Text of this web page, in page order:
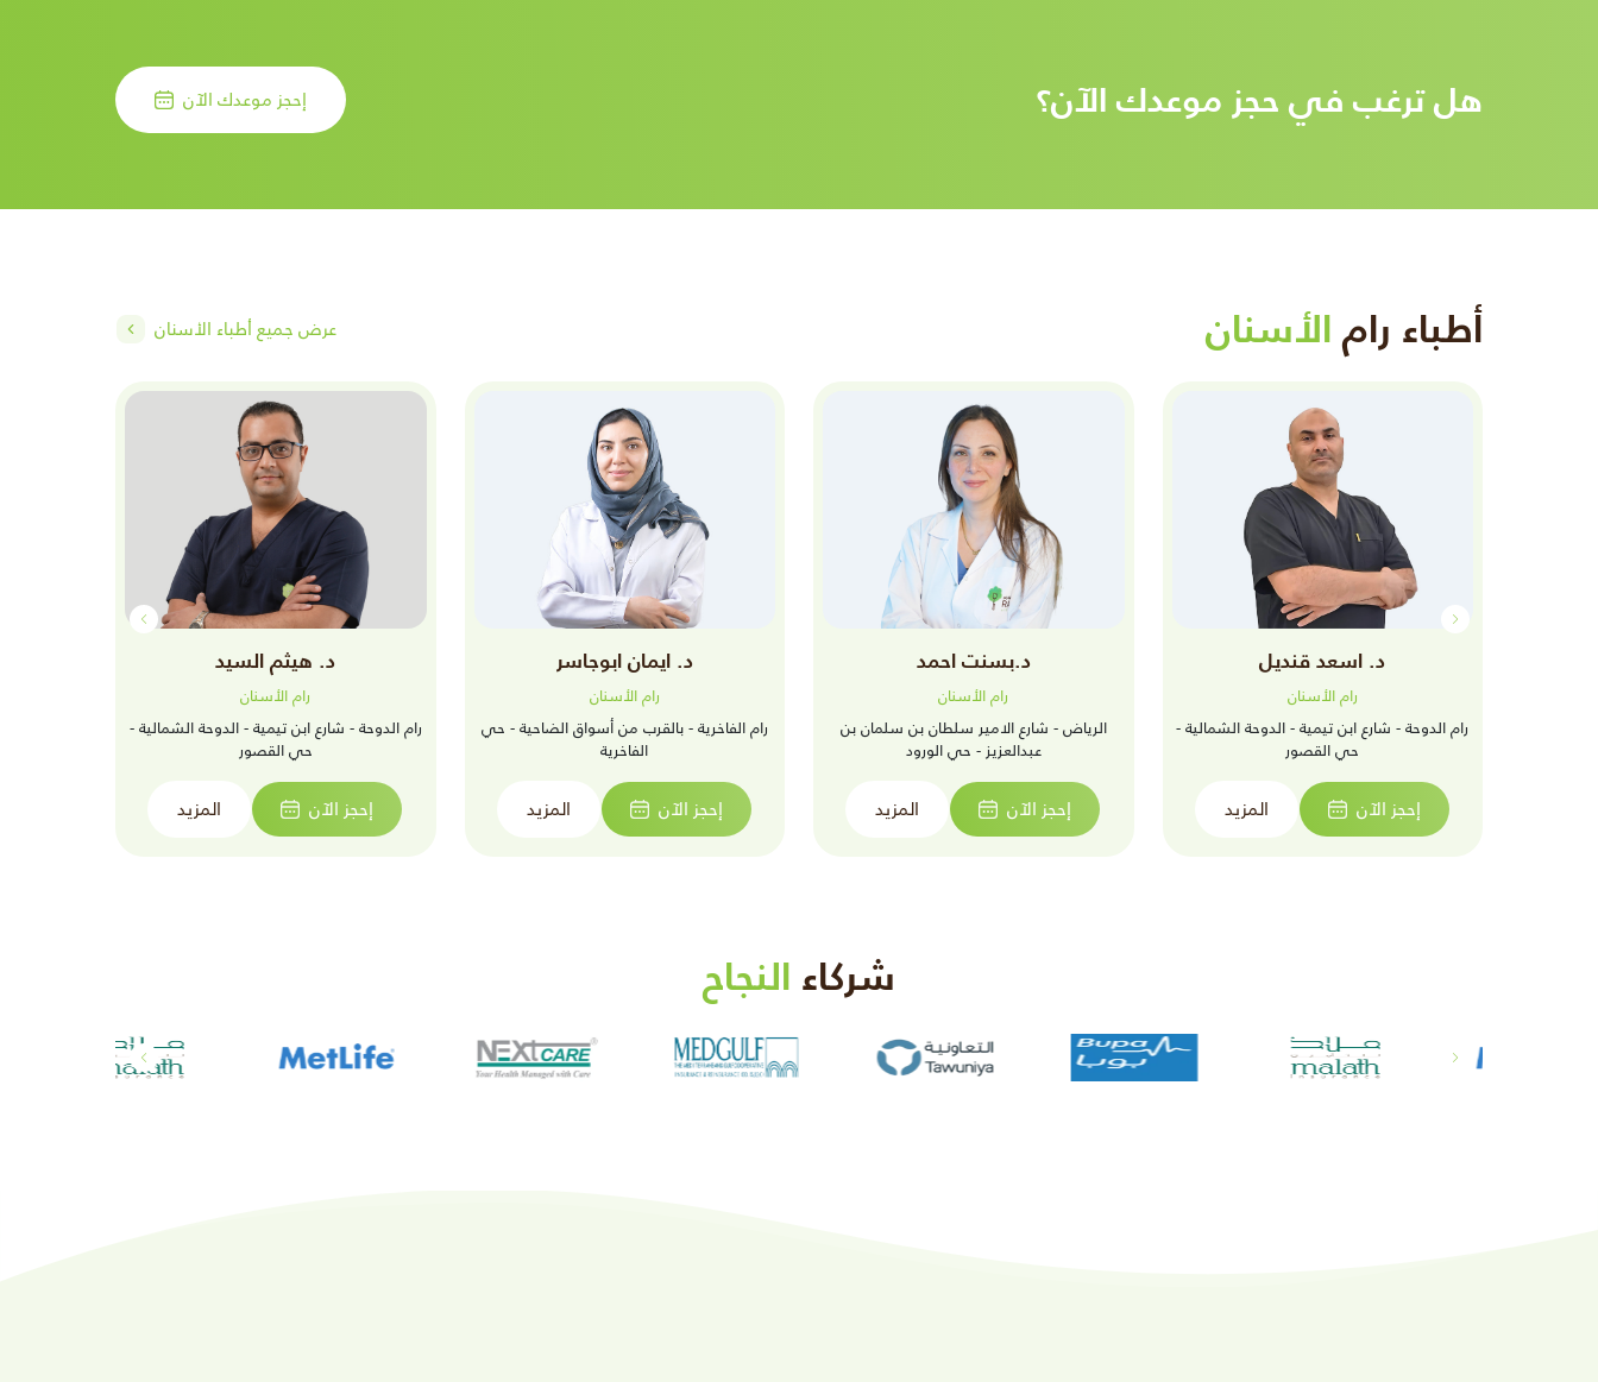
هل ترغب في حجز موعدك الآن؟ إحجز موعدك الآن
أطباء رامالأسنان عرض جميع أطباء الأسنان
د. اسعد قنديل
رام الأسنان
رام الدوحة - شارع ابن تيمية - الدوحة الشمالية -
حي القصور
إحجز الآن المزيد
د.بسنت احمد
رام الأسنان
الرياض - شارع الامير سلطان بن سلمان بن
عبدالعزيز - حي الورود
إحجز الآن المزيد
د. ايمان ابوجاسر
رام الأسنان
رام الفاخرية - بالقرب من أسواق الضاحية - حي
الفاخرية
إحجز الآن المزيد
د. هيثم السيد
رام الأسنان
رام الدوحة - شارع ابن تيمية - الدوحة الشمالية -
حي القصور
إحجز الآن المزيد
شركاء النجاح